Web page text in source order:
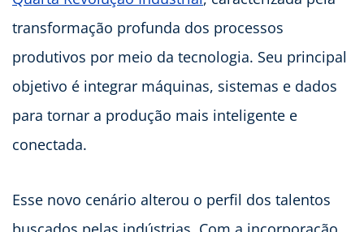
transformação profunda dos processos
produtivos por meio da tecnologia. Seu principal
objetivo é integrar máquinas, sistemas e dados
para tornar a produção mais inteligente e
conectada.
Esse novo cenário alterou o perfil dos talentos